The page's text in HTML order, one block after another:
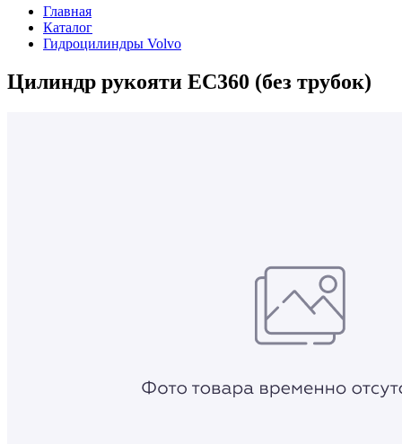
Главная
Каталог
Гидроцилиндры Volvo
Цилиндр рукояти EC360 (без трубок)